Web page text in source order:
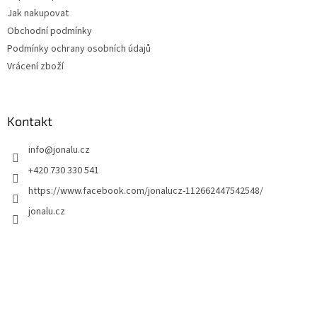
Jak nakupovat
Obchodní podmínky
Podmínky ochrany osobních údajů
Vrácení zboží
Kontakt
info@jonalu.cz
+420 730 330 541
https://www.facebook.com/jonalucz-112662447542548/
jonalu.cz